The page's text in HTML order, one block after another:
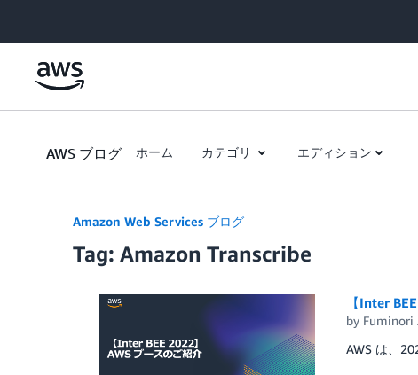
AWS ブログ ホーム カテゴリ エディション
Amazon Web Services ブログ
Tag: Amazon Transcribe
【Inter
by Fuminori
AWS は、